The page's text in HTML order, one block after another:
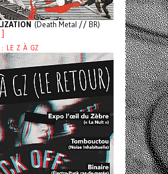
(Death Metal // BR)
LE Z À GZ